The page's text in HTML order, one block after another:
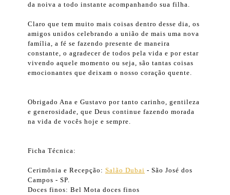
da noiva a todo instante acompanhando sua filha.
Claro que tem muito mais coisas dentro desse dia, os
amigos unidos celebrando a união de mais uma nova
família, a fé se fazendo presente de maneira
constante, o agradecer de todos pela vida e por estar
vivendo aquele momento ou seja, são tantas coisas
emocionantes que deixam o nosso coração quente.
Obrigado Ana e Gustavo por tanto carinho, gentileza
e generosidade, que Deus continue fazendo morada
na vida de vocês hoje e sempre.
Ficha Técnica:
Cerimônia e Recepção: Salão Dubai - São José dos
Campos - SP.
Doces finos: Bel Mota doces finos